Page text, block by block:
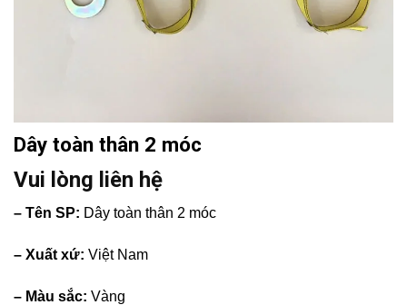
Dây toàn thân 2 móc
Vui lòng liên hệ
– Tên SP: Dây toàn thân 2 móc
– Xuất xứ: Việt Nam
– Màu sắc: Vàng